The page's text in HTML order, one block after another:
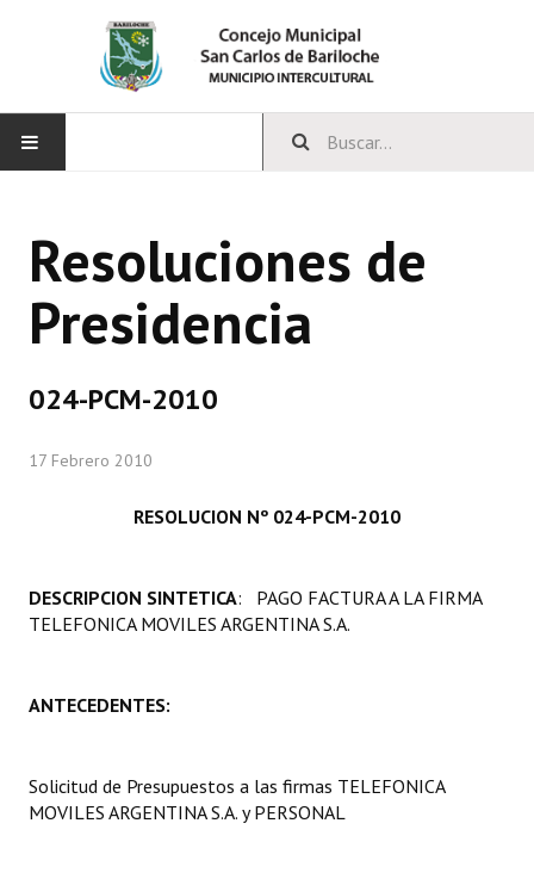
CONCEJO
Bloques Políticos
Comisiones Permanentes
Comisiones Especiales
Concejales Mandato Cumplido
LEGISLACIÓN
Constitución Provincial
Reglamento Interno
Resoluciones de
Presidencia
024-PCM-2010
17 Febrero 2010
RESOLUCION Nº 024-PCM-2010
DESCRIPCION SINTETICA: PAGO FACTURA A LA FIRMA
TELEFONICA MOVILES ARGENTINA S.A.
ANTECEDENTES:
Solicitud de Presupuestos a las firmas TELEFONICA
MOVILES ARGENTINA S.A. y PERSONAL